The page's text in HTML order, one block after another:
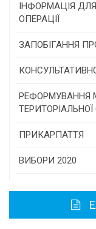
Конкурс
самоврядування
Конкурс
Програми/
ІНФОРМАЦІЯ
ОПЕРАЦІЇ
ЗАПОБІГАННЯ
Консультативна
РЕФОРМУВАННЯ
ПРИКАРПАТТЯ
Історична довідка
Районні, міські
ВИБОРИ 2020